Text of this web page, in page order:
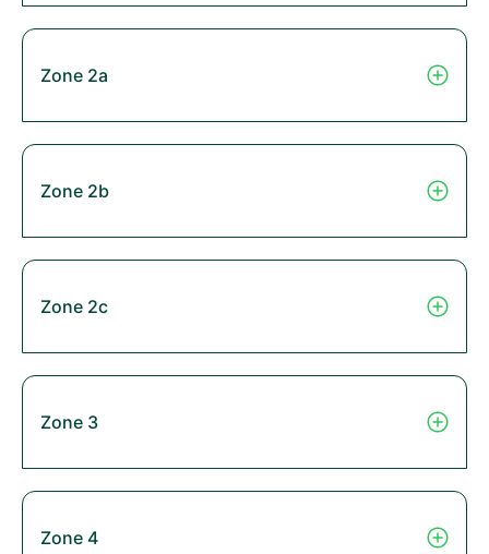
Zone 2a
Zone 2b
Zone 2c
Zone 3
Zone 4